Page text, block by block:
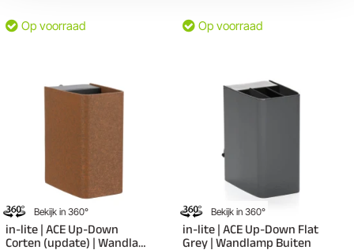
Op voorraad Op voorraad
Bekijk in 360°
in-lite | ACE Up-Down
Corten (update) | Wandlamp
Bekijk in 360°
in-lite | ACE Up-Down Flat
Grey | Wandlamp Buiten